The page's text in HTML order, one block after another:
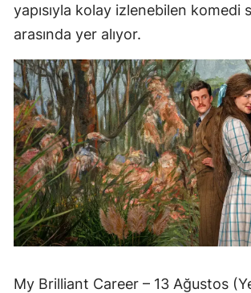
yapısıyla kolay izlenebilen komedi
arasında yer alıyor.
My Brilliant Career – 13 Ağustos